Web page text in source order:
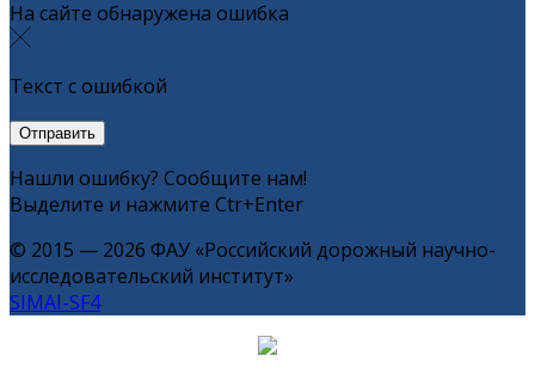
На сайте обнаружена ошибка
Текст с ошибкой
Нашли ошибку? Сообщите нам!
Выделите и нажмите Ctr+Enter
© 2015 — 2026 ФАУ «Российский дорожный научно-
исследовательский институт»
SIMAI-SF4